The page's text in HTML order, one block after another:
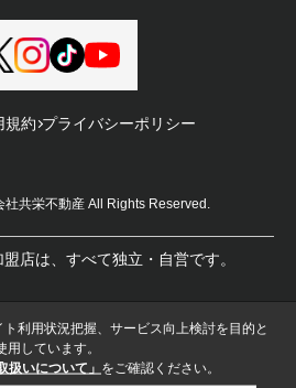
規約 プライバシーポリシー
社共栄不動産 All Rights Reserved.
店は、すべて独立・自営です。
利用状況把握、サービス向上検討を目的と
しています。
扱いについて」 をご確認ください。